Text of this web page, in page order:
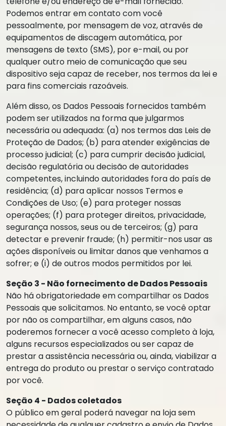
Podemos entrar em contato com você
pessoalmente, por mensagem de voz, através de
equipamentos de discagem automática, por
mensagens de texto (SMS), por e-mail, ou por
qualquer outro meio de comunicação que seu
dispositivo seja capaz de receber, nos termos da lei e
para fins comerciais razoáveis.
Além disso, os Dados Pessoais fornecidos também
podem ser utilizados na forma que julgarmos
necessária ou adequada: (a) nos termos das Leis de
Proteção de Dados; (b) para atender exigências de
processo judicial; (c) para cumprir decisão judicial,
decisão regulatória ou decisão de autoridades
competentes, incluindo autoridades fora do país de
residência; (d) para aplicar nossos Termos e
Condições de Uso; (e) para proteger nossas
operações; (f) para proteger direitos, privacidade,
segurança nossos, seus ou de terceiros; (g) para
detectar e prevenir fraude; (h) permitir-nos usar as
ações disponíveis ou limitar danos que venhamos a
sofrer; e (i) de outros modos permitidos por lei.
Seção 3 - Não fornecimento de Dados Pessoais
Não há obrigatoriedade em compartilhar os Dados
Pessoais que solicitamos. No entanto, se você optar
por não os compartilhar, em alguns casos, não
poderemos fornecer a você acesso completo à loja,
alguns recursos especializados ou ser capaz de
prestar a assistência necessária ou, ainda, viabilizar a
entrega do produto ou prestar o serviço contratado
por você.
Seção 4 - Dados coletados
O público em geral poderá navegar na loja sem